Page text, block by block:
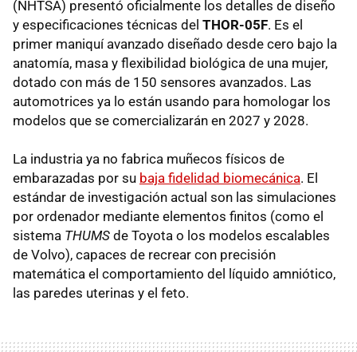
(NHTSA) presentó oficialmente los detalles de diseño
y especificaciones técnicas del THOR-05F. Es el
primer maniquí avanzado diseñado desde cero bajo la
anatomía, masa y flexibilidad biológica de una mujer,
dotado con más de 150 sensores avanzados. Las
automotrices ya lo están usando para homologar los
modelos que se comercializarán en 2027 y 2028.
La industria ya no fabrica muñecos físicos de
embarazadas por su baja fidelidad biomecánica. El
estándar de investigación actual son las simulaciones
por ordenador mediante elementos finitos (como el
sistema THUMS de Toyota o los modelos escalables
de Volvo), capaces de recrear con precisión
matemática el comportamiento del líquido amniótico,
las paredes uterinas y el feto.